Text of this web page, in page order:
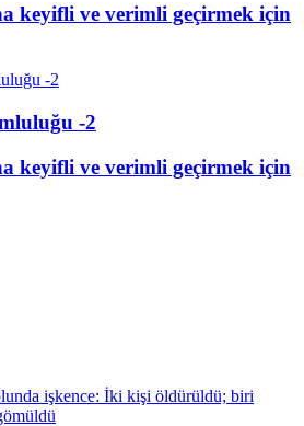
keyifli ve verimli geçirmek için
-2
keyifli ve verimli geçirmek için